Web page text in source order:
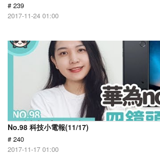
# 239
2017-11-24 01:00
No.98 科技小電報(11/17)
# 240
2017-11-17 01:00